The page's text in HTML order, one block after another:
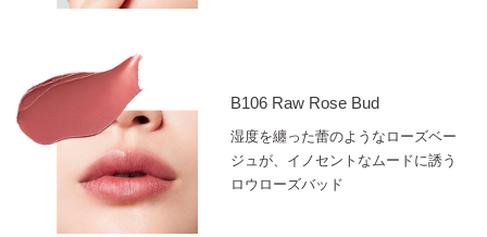
B106 Raw Rose Bud
湿度を纏った蕾のようなローズベー
ジュが、イノセントなムードに誘う
ロウローズバッド